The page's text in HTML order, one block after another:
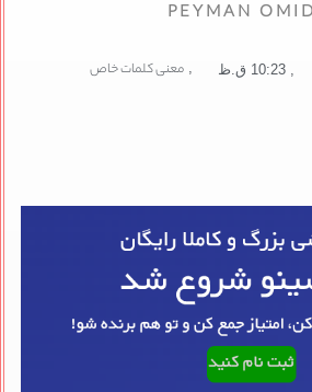
PEYMAN
10:23 ق.ظ , معنی کلمات خاص